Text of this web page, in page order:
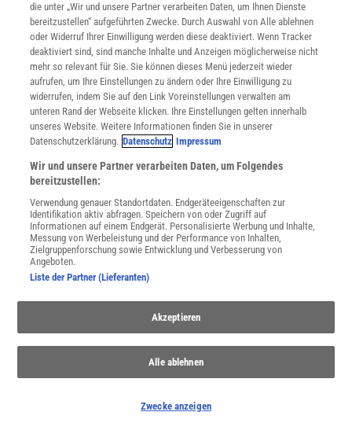
Für Sie im Spektrum-Shop und am Kiosk:
WEITERE NEUERSCHEINUNGEN SPEKTRUM SHOP
Spektrum.de-Newsletter abonnieren
JETZT ANMELDEN!
Sie können unsere Newsletter jederzeit wieder abbestellen. Infos zu unserem Umgang
mit Ihren personenbezogenen Daten finden Sie in unserer
die unter „Wir und unsere Partner verarbeiten Daten, um Ihnen Dienste
bereitzustellen“ aufgeführten Zwecke. Durch Auswahl von Alle ablehnen
oder Widerruf Ihrer Einwilligung werden diese deaktiviert. Wenn Tracker
deaktiviert sind, sind manche Inhalte und Anzeigen möglicherweise nicht
mehr so relevant für Sie. Sie können dieses Menü jederzeit wieder
aufrufen, um Ihre Einstellungen zu ändern oder Ihre Einwilligung zu
widerrufen, indem Sie auf den Link Voreinstellungen verwalten am
unteren Rand der Webseite klicken. Ihre Einstellungen gelten innerhalb
unseres Website. Weitere Informationen finden Sie in unserer
Datenschutzerklärung. Datenschutz Impressum
Wir und unsere Partner verarbeiten Daten, um Folgendes
bereitzustellen:
Verwendung genauer Standortdaten. Endgeräteeigenschaften zur
Identifikation aktiv abfragen. Speichern von oder Zugriff auf
Informationen auf einem Endgerät. Personalisierte Werbung und Inhalte,
Messung von Werbeleistung und der Performance von Inhalten,
Zielgruppenforschung sowie Entwicklung und Verbesserung von
Angeboten.
Liste der Partner (Lieferanten)
Akzeptieren
Alle ablehnen
Zwecke anzeigen